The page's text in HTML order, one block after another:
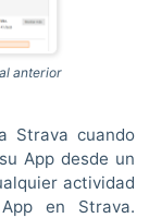
anterior
Strava cuando
App desde un
actividad
en Strava.